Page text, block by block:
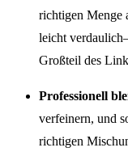
richtigen Menge
leicht
Großteil des
Professionell
verfeinern, und
richtigen